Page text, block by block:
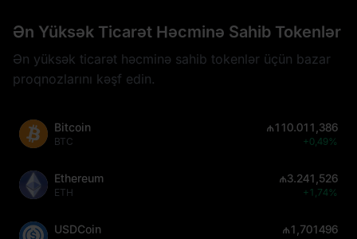
Ən Yüksək Ticarət Həcminə Sahib Tokenlər
Ən yüksək ticarət həcminə sahib tokenlər üçün bazar
proqnozlarını kəşf edin.
Bitcoin
BTC
₼110.011,386
+0,49%
Ethereum
ETH
₼3.241,526
+1,74%
USDCoin ₼1,701496